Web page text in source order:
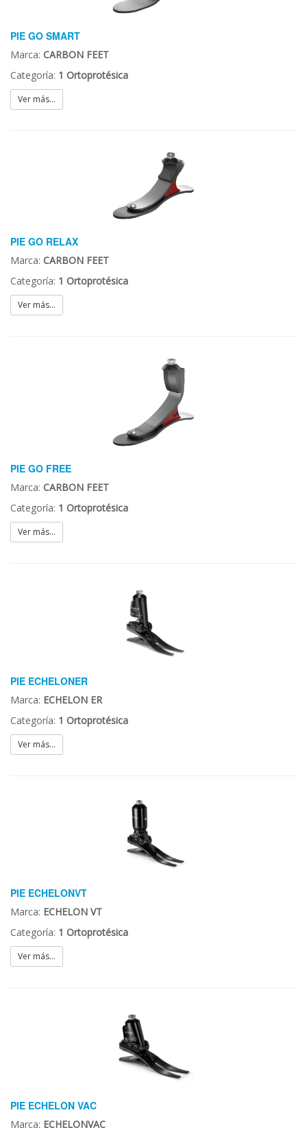
PIE GO SMART
Marca: CARBON FEET
Categoría: 1 Ortoprotésica
Ver más...
PIE GO RELAX
Marca: CARBON FEET
Categoría: 1 Ortoprotésica
Ver más...
PIE GO FREE
Marca: CARBON FEET
Categoría: 1 Ortoprotésica
Ver más...
PIE ECHELONER
Marca: ECHELON ER
Categoría: 1 Ortoprotésica
Ver más...
PIE ECHELONVT
Marca: ECHELON VT
Categoría: 1 Ortoprotésica
Ver más...
PIE ECHELON VAC
Marca: ECHELONVAC